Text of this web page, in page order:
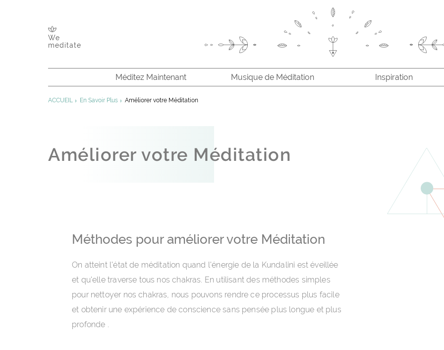
We
meditate
Méditez Maintenant Musique de Méditation Inspiration
En Savoir Plus
Énergie Intérieure
ACCUEIL En Savoir Plus Améliorer votre Méditation
Inspiration
Améliorer votre Méditation
Méthodes pour améliorer votre Méditation
On atteint l'état de méditation quand l'énergie de la Kundalini est éveillée
et qu'elle traverse tous nos chakras. En utilisant des méthodes simples
pour nettoyer nos chakras, nous pouvons rendre ce processus plus facile
et obtenir une expérience de conscience sans pensée plus longue et plus
profonde .